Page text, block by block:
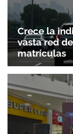
Crece la
vasta red
matrículas